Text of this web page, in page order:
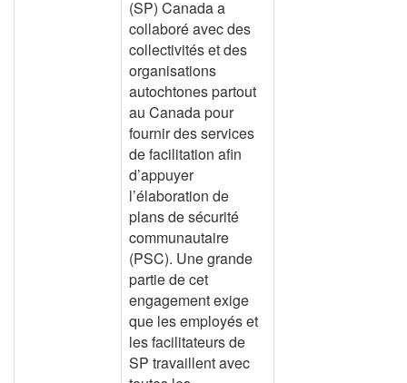
(SP) Canada a
collaboré avec des
collectivités et des
organisations
autochtones partout
au Canada pour
fournir des services
de facilitation afin
d’appuyer
l’élaboration de
plans de sécurité
communautaire
(PSC). Une grande
partie de cet
engagement exige
que les employés et
les facilitateurs de
SP travaillent avec